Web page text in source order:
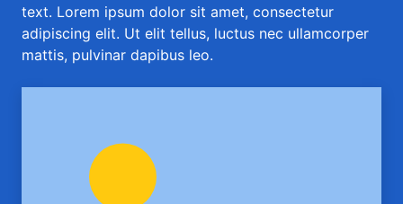
text. Lorem ipsum dolor sit amet, consectetur
adipiscing elit. Ut elit tellus, luctus nec ullamcorper
mattis, pulvinar dapibus leo.